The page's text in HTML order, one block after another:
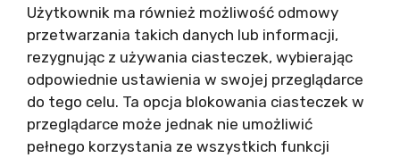
Użytkownik ma również możliwość odmowy
przetwarzania takich danych lub informacji,
rezygnując z używania ciasteczek, wybierając
odpowiednie ustawienia w swojej przeglądarce
do tego celu. Ta opcja blokowania ciasteczek w
przeglądarce może jednak nie umożliwić
pełnego korzystania ze wszystkich funkcji